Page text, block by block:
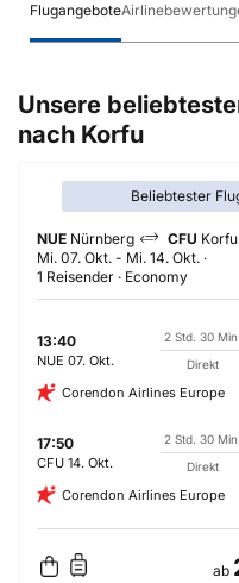
Flugangebote
Unsere
nach Korfu
Beliebtester
NUE Nürnberg CFU Korfu
Mi. 07. Okt. - Mi. 14. Okt.
1 Reisender
Economy
13:40
NUE 07. Okt.
2 Std. 30 Min.
Direkt
Corendon Airlines Europe
17:50
CFU 14. Okt.
2 Std. 30 Min.
Direkt
Corendon Airlines Europe
ab